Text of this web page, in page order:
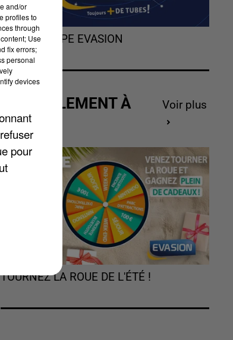
L'HOROSCOPE EVASION
ACTUELLEMENT À
GAGNER
Voir plus
TOURNEZ LA ROUE DE L'ÉTÉ !
and/or
profiles to
through
Use
fix errors;
personal
devices
pour